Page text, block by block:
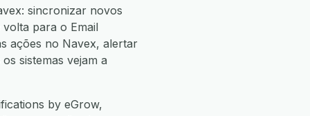
sincronizar novos
para o Email
ações no Navex, alertar
sistemas vejam a
by eGrow,